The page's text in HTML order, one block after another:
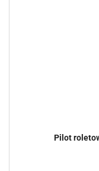
Pilot